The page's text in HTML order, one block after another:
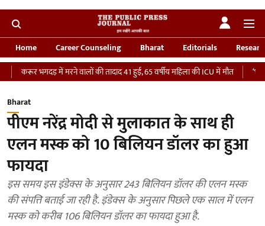
Home Career Counseling Bharat Editorials
में मरने वालों की तादाद 41 हुई, 65 वर्षीय महिला की ICU में मौत
‘भारतीय सेना
Bharat
पीएम नरेंद्र मोदी से मुलाकात के साथ ही
एलन मस्क को 10 बिलियन डॉलर का हुआ
फायदा
इस समय इस इंडेक्स के अनुसार 243 बिलियन डॉलर की एलन मस्क
की संपत्ति बताई जा रही है. इंडेक्स के अनुसार पिछले एक साल में एलन
मस्क को करीब 106 बिलियन डॉलर का फायदा हुआ है.